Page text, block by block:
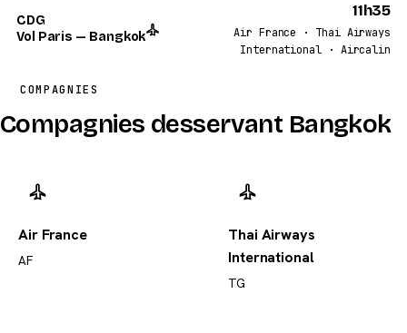
CDG
Vol Paris — Bangkok
11h35
Air France · Thai Airways
International · Aircalin
COMPAGNIES
Compagnies desservant Bangkok
Air France
AF
Thai Airways
International
TG